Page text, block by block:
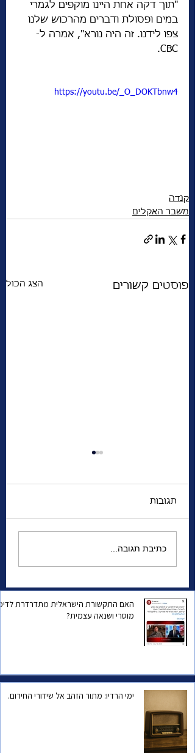
"תוך דקה אחת היינו מוקפים לגמרי
במים ופסולת ודברים מהרכוש שלנו
צפו לידנו. זה היה נורא", אמרה ל-
CBC.
https://youtu.be/_O_DOKTbnw4
קנדה
משבר האקלים
פוסטים קשורים הצג הכול
לבד בעיר זרה | מי את
בטורונטו ?
תגובות
כתיבת תגובה...
האם התקשורת הישראלית מתדרדרת
מוסרי ושנאה עצמית?
ימי הרדיו: מתור הזהב אל שידורי החירום.